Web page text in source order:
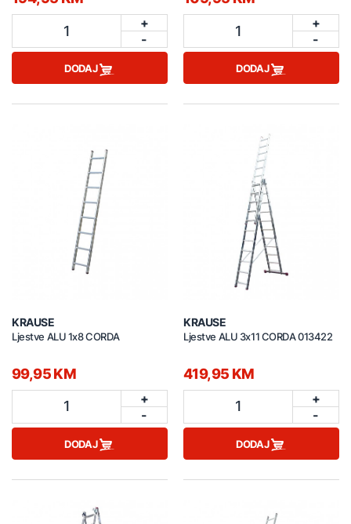
1
+
-
DODAJ
1
+
-
DODAJ
KRAUSE
Ljestve ALU 1x8 CORDA
99,95 KM
1
+
-
DODAJ
KRAUSE
Ljestve ALU 3x11 CORDA 013422
419,95 KM
1
+
-
DODAJ